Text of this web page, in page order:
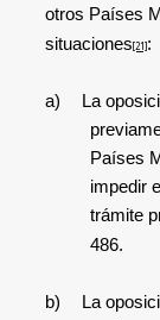
otros Países
situaciones[21]:
a)
La
Países
impedir
trámite
486.
b)
La